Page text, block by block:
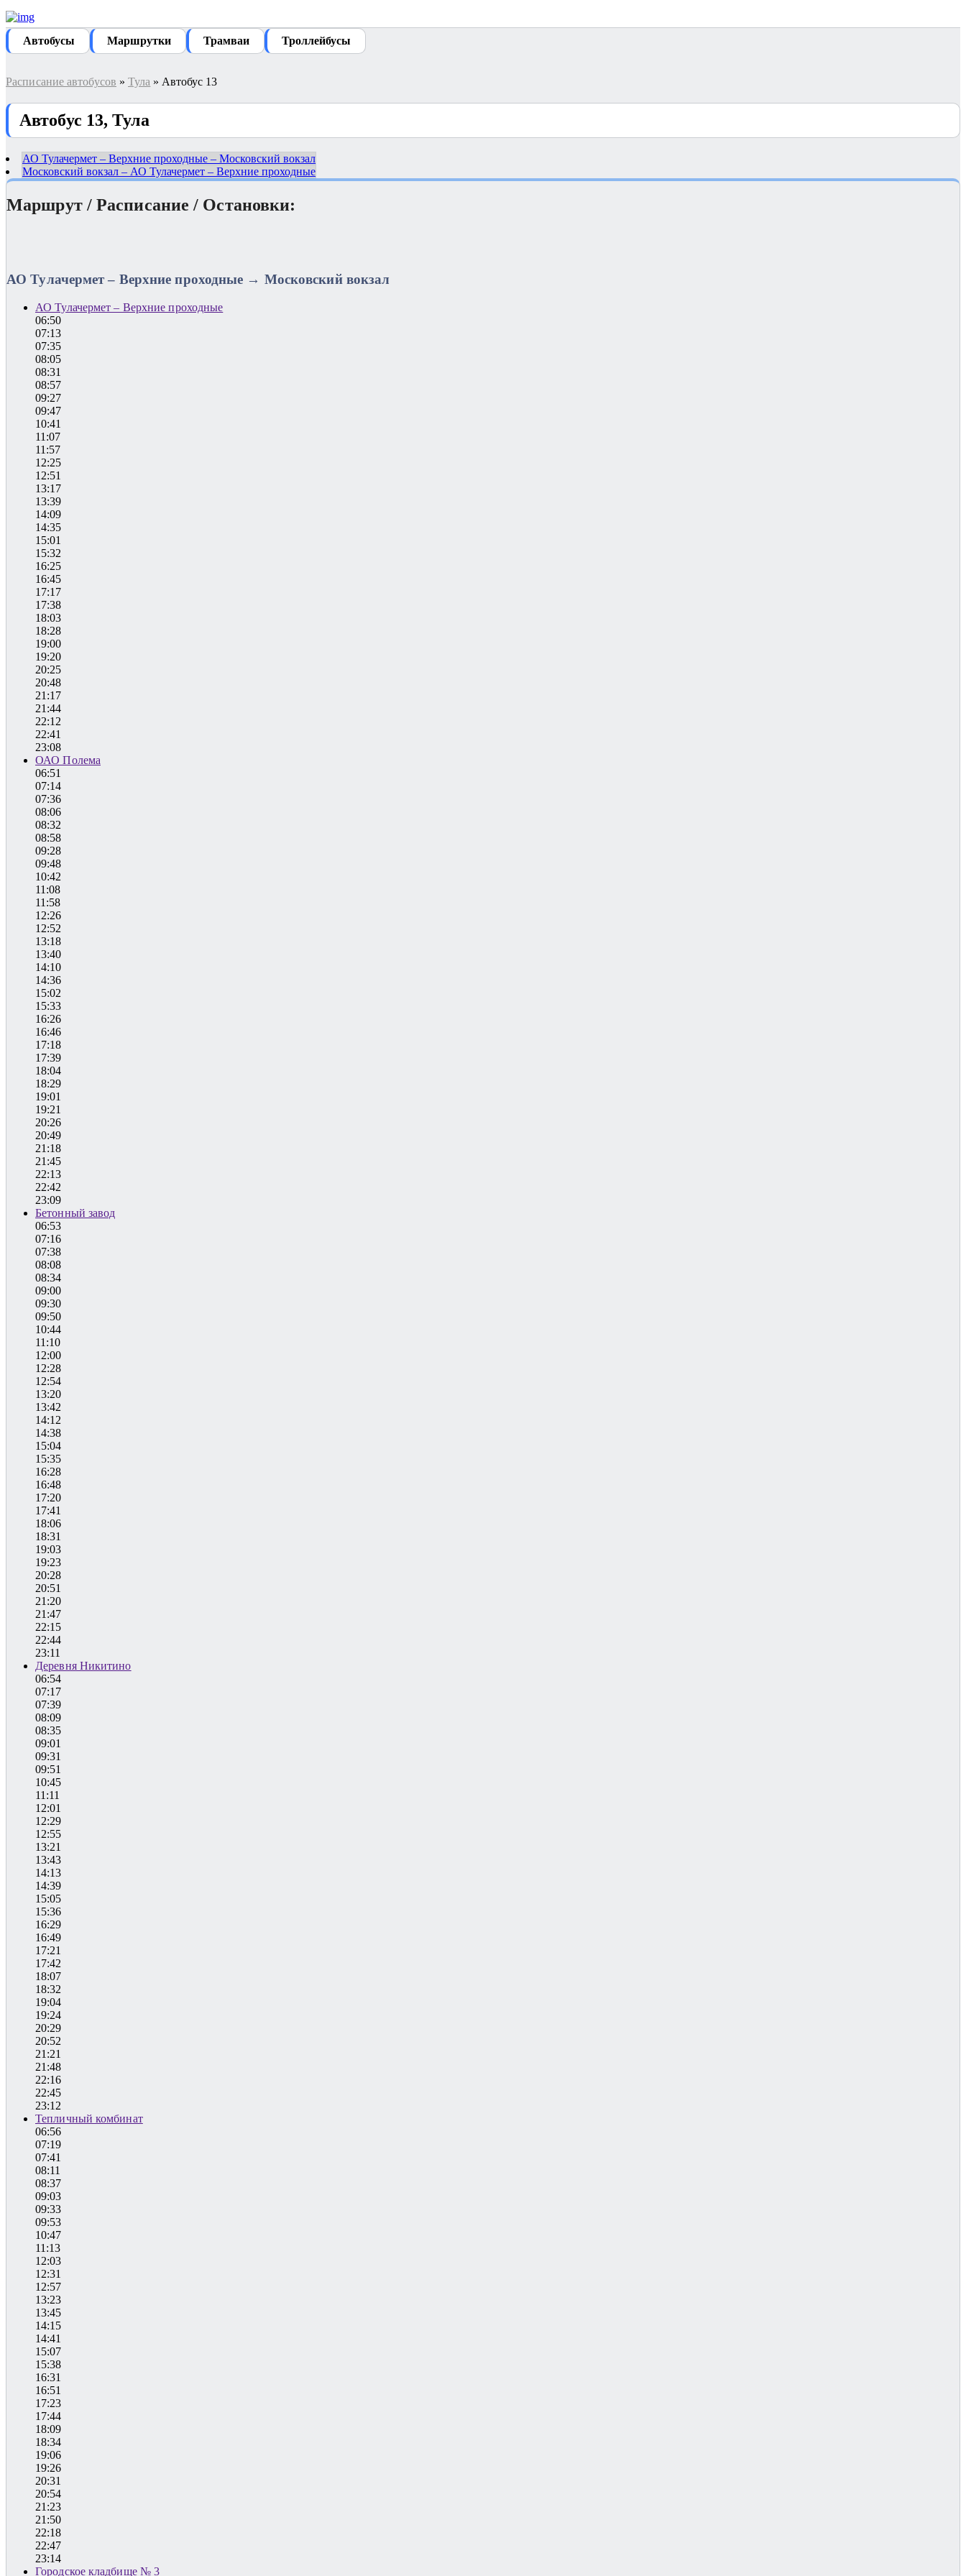
Автобуcы Маршрутки Трамваи Троллейбусы
Расписание автобусов » Тула » Автобус 13
Автобус 13, Тула
АО Тулачермет – Верхние проходные – Московский вокзал
Московский вокзал – АО Тулачермет – Верхние проходные
Маршрут / Расписание / Остановки:
АО Тулачермет – Верхние проходные → Московский вокзал
АО Тулачермет – Верхние проходные
06:50
07:13
07:35
08:05
08:31
08:57
09:27
09:47
10:41
11:07
11:57
12:25
12:51
13:17
13:39
14:09
14:35
15:01
15:32
16:25
16:45
17:17
17:38
18:03
18:28
19:00
19:20
20:25
20:48
21:17
21:44
22:12
22:41
23:08
ОАО Полема
06:51
07:14
07:36
08:06
08:32
08:58
09:28
09:48
10:42
11:08
11:58
12:26
12:52
13:18
13:40
14:10
14:36
15:02
15:33
16:26
16:46
17:18
17:39
18:04
18:29
19:01
19:21
20:26
20:49
21:18
21:45
22:13
22:42
23:09
Бетонный завод
06:53
07:16
07:38
08:08
08:34
09:00
09:30
09:50
10:44
11:10
12:00
12:28
12:54
13:20
13:42
14:12
14:38
15:04
15:35
16:28
16:48
17:20
17:41
18:06
18:31
19:03
19:23
20:28
20:51
21:20
21:47
22:15
22:44
23:11
Деревня Никитино
06:54
07:17
07:39
08:09
08:35
09:01
09:31
09:51
10:45
11:11
12:01
12:29
12:55
13:21
13:43
14:13
14:39
15:05
15:36
16:29
16:49
17:21
17:42
18:07
18:32
19:04
19:24
20:29
20:52
21:21
21:48
22:16
22:45
23:12
Тепличный комбинат
06:56
07:19
07:41
08:11
08:37
09:03
09:33
09:53
10:47
11:13
12:03
12:31
12:57
13:23
13:45
14:15
14:41
15:07
15:38
16:31
16:51
17:23
17:44
18:09
18:34
19:06
19:26
20:31
20:54
21:23
21:50
22:18
22:47
23:14
Городское кладбище № 3